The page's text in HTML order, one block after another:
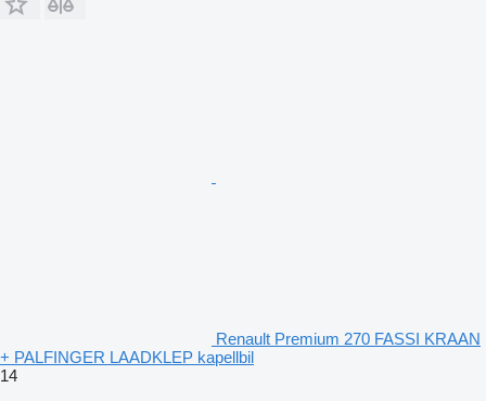
Renault Premium 270 FASSI KRAAN
+ PALFINGER LAADKLEP kapellbil
14